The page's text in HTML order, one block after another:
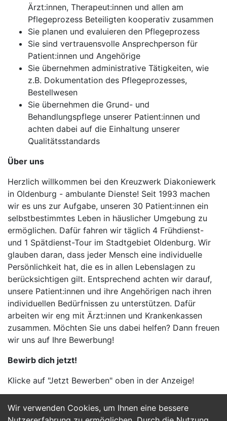
Wir verwenden Cookies, um Ihnen eine bessere
Ärzt:innen, Therapeut:innen und allen am
Pflegeprozess Beteiligten kooperativ zusammen
Sie planen und evaluieren den Pflegeprozess
Sie sind vertrauensvolle Ansprechperson für
Patient:innen und Angehörige
Sie übernehmen administrative Tätigkeiten, wie
z.B. Dokumentation des Pflegeprozesses,
Bestellwesen
Sie übernehmen die Grund- und
Behandlungspflege unserer Patient:innen und
achten dabei auf die Einhaltung unserer
Qualitätsstandards
Über uns
Herzlich willkommen bei den Kreuzwerk Diakoniewerk
in Oldenburg - ambulante Dienste! Seit 1993 machen
wir es uns zur Aufgabe, unseren 30 Patient:innen ein
selbstbestimmtes Leben in häuslicher Umgebung zu
ermöglichen. Dafür fahren wir täglich 4 Frühdienst-
und 1 Spätdienst-Tour im Stadtgebiet Oldenburg. Wir
glauben daran, dass jeder Mensch eine individuelle
Persönlichkeit hat, die es in allen Lebenslagen zu
berücksichtigen gilt. Entsprechend achten wir darauf,
unsere Patient:innen und ihre Angehörigen nach ihren
individuellen Bedürfnissen zu unterstützen. Dafür
arbeiten wir eng mit Ärzt:innen und Krankenkassen
zusammen. Möchten Sie uns dabei helfen? Dann freuen
wir uns auf Ihre Bewerbung!
Bewirb dich jetzt!
Klicke auf "Jetzt Bewerben" oben in der Anzeige!
Jetzt Bewerben